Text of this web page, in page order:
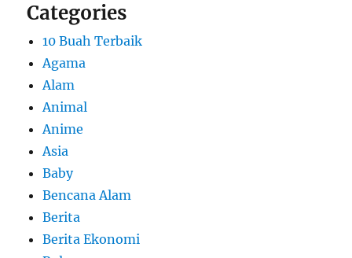
Categories
10 Buah Terbaik
Agama
Alam
Animal
Anime
Asia
Baby
Bencana Alam
Berita
Berita Ekonomi